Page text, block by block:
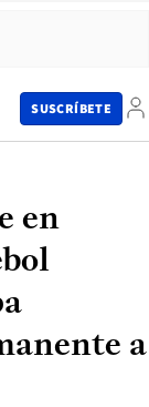
SUSCRÍBETE
en
a